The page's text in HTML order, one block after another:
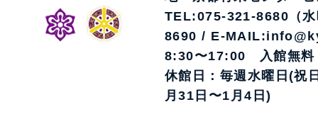
TEL:075-321-8680（
8690 / E-
8:30〜17:00 入館無料
休館日：毎週水曜日(祝
月31日〜1月4日)